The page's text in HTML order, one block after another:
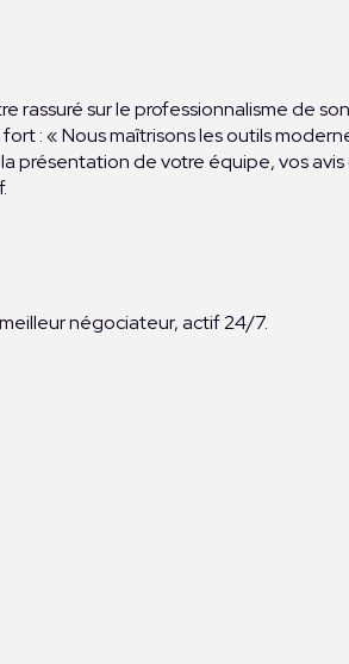
sur le professionnalisme de
« Nous maîtrisons les outils
de votre équipe, vos
négociateur, actif 24/7.